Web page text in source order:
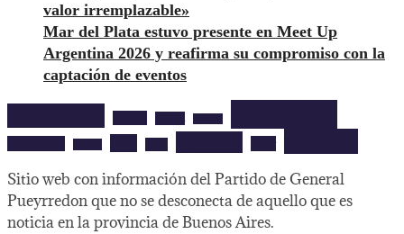
valor irremplazable»
Mar del Plata estuvo presente en Meet Up
Argentina 2026 y reafirma su compromiso con la
captación de eventos
Sitio web con información del Partido de General
Pueyrredon que no se desconecta de aquello que es
noticia en la provincia de Buenos Aires.